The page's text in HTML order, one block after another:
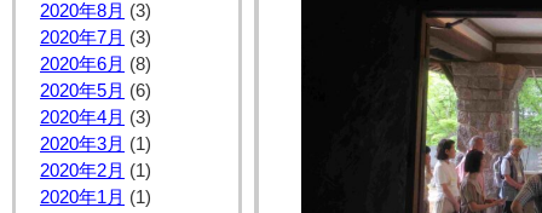
2020年8月 (3)
2020年7月 (3)
2020年6月 (8)
2020年5月 (6)
2020年4月 (3)
2020年3月 (1)
2020年2月 (1)
2020年1月 (1)